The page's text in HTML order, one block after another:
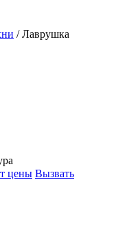
/ Лаврушка
цены Вызвать